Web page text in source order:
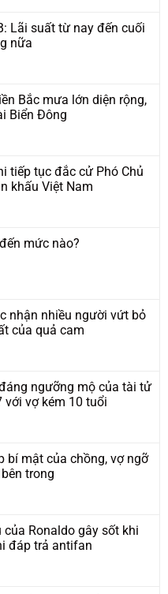
Lãi suất từ nay đến cuối
nữa
Bắc mưa lớn diện rộng,
Biển Đông
tiếp tục đắc cử Phó Chủ
khấu Việt Nam
mức nào?
nhận nhiều người vứt bỏ
của quả cam
ngưỡng mộ của tài tử
với vợ kém 10 tuổi
bí mật của chồng, vợ ngỡ
trong
Ronaldo gây sốt khi
đáp trả antifan